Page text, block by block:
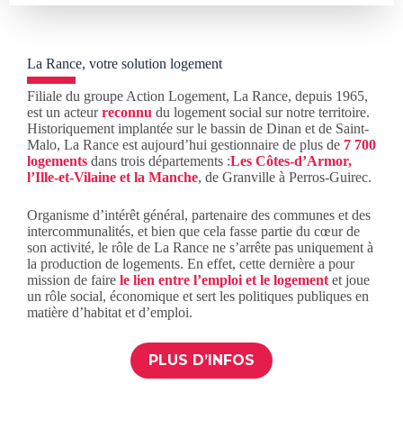
La Rance, votre solution logement
Filiale du groupe Action Logement, La Rance, depuis 1965,
est un acteurreconnu du logement social sur notre territoire.
Historiquement implantée sur le bassin de Dinan et de Saint-
Malo, La Rance est aujourd’hui gestionnaire de plus de 7 700
logements dans trois départements :Les Côtes-d’Armor,
l’Ille-et-Vilaine et la Manche, de Granville à Perros-Guirec.
Organisme d’intérêt général, partenaire des communes et des
intercommunalités, et bien que cela fasse partie du cœur de
son activité, le rôle de La Rance ne s’arrête pas uniquement à
la production de logements. En effet, cette dernière a pour
mission de faire le lien entre l’emploi et le logement et joue
un rôle social, économique et sert les politiques publiques en
matière d’habitat et d’emploi.
PLUS D’INFOS